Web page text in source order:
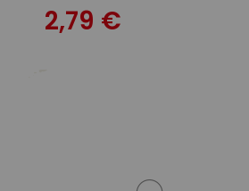
2,79 €